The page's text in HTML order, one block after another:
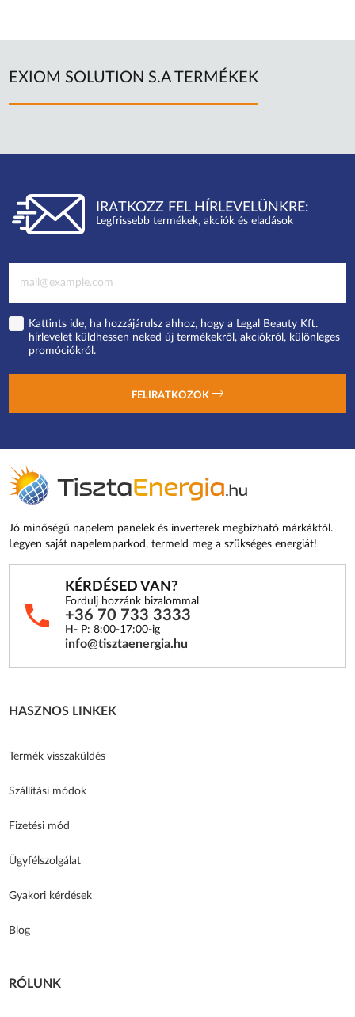
EXIOM SOLUTION S.A TERMÉKEK
IRATKOZZ FEL HÍRLEVELÜNKRE:
Legfrissebb termékek, akciók és eladások
Kattints ide, ha hozzájárulsz ahhoz, hogy a Legal Beauty Kft.
hírlevelet küldhessen neked új termékekről, akciókról, különleges
promóciókról.
FELIRATKOZOK
Jó minőségű napelem panelek és inverterek megbízható márkáktól.
Legyen saját napelemparkod, termeld meg a szükséges energiát!
KÉRDÉSED VAN?
Fordulj hozzánk bizalommal
+36 70 733 3333
H- P: 8:00-17:00-ig
info@tisztaenergia.hu
HASZNOS LINKEK
Termék visszaküldés
Szállítási módok
Fizetési mód
Ügyfélszolgálat
Gyakori kérdések
Blog
RÓLUNK